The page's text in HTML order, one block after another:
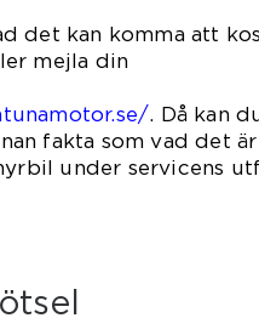
det kan komma att
mejla din
. Då kan
fakta som vad det
under servicens